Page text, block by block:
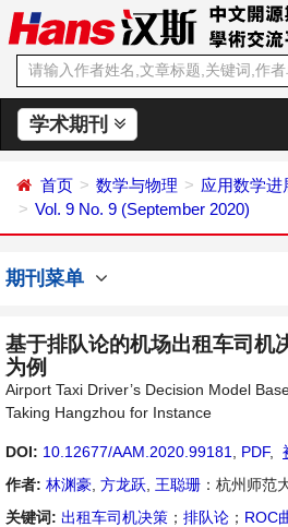
学术期刊
首页 数学与物理
应用数学进
Vol. 9 No. 9 (September 2020)
期刊菜单
基于排队论的机场出租车司
为例
Airport Taxi Driver’s Decision Model
Taking Hangzhou for Instance
DOI: 10.12677/AAM.2020.99181 PDF,
作者: 林渊豪 方龙跃 王聪珊 ：杭州师范
关键词: 出租车司机决策 ； 排队论 ； ROC